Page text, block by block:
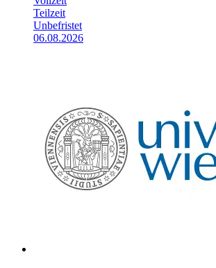
Teilzeit
Unbefristet
06.08.2026